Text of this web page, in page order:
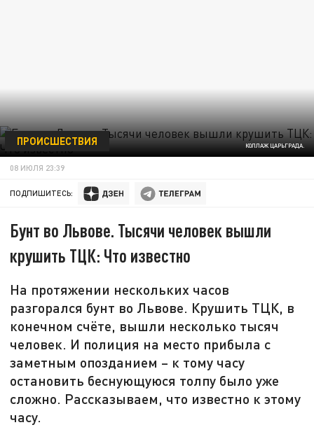
КОЛЛАЖ ЦАРЬГРАДА.
ПРОИСШЕСТВИЯ
08 ИЮЛЯ 23:39
ПОДПИШИТЕСЬ:
Бунт во Львове. Тысячи человек вышли
крушить ТЦК: Что известно
На протяжении нескольких часов
разгорался бунт во Львове. Крушить ТЦК, в
конечном счёте, вышли несколько тысяч
человек. И полиция на место прибыла с
заметным опозданием – к тому часу
остановить беснующуюся толпу было уже
сложно. Рассказываем, что известно к этому
часу.